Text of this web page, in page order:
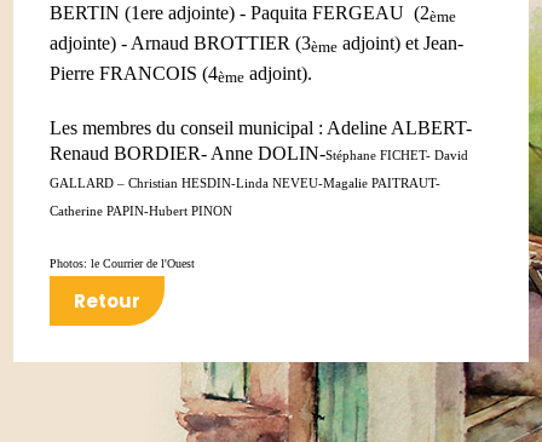
BERTIN (1ere adjointe) - Paquita FERGEAU (2ème
adjointe) - Arnaud BROTTIER (3ème adjoint) et Jean-
Pierre FRANCOIS (4ème adjoint).
Les membres du conseil municipal : Adeline ALBERT-
Renaud BORDIER- Anne DOLIN-Stéphane FICHET- David
GALLARD – Christian HESDIN-Linda NEVEU-Magalie PAITRAUT-
Catherine PAPIN-Hubert PINON
Photos: le Courrier de l'Ouest
Retour